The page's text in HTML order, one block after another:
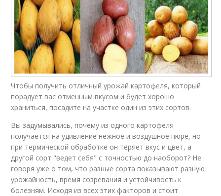
Чтобы получить отличный урожай картофеля, который
порадует вас отменным вкусом и будет хорошо
храниться, посадите на участке один из этих сортов.
Вы задумывались, почему из одного картофеля
получается на удивление нежное и воздушное пюре, но
при термической обработке он теряет вкус и цвет, а
другой сорт "ведет себя" с точностью до наоборот? Не
говоря уже о том, что разные сорта показывают разную
урожайность, время созревания и устойчивость к
болезням. Исходя из всех этих факторов и стоит